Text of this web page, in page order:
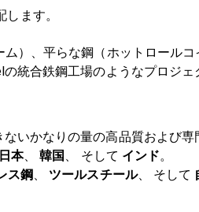
ます。
ム）、平らな鋼（ホットロール
の統合鉄鋼工場のようなプロジ
いかなりの量の高品質および専
日本、韓国 、 そして インド。
ス鋼、 ツールスチール、 そして